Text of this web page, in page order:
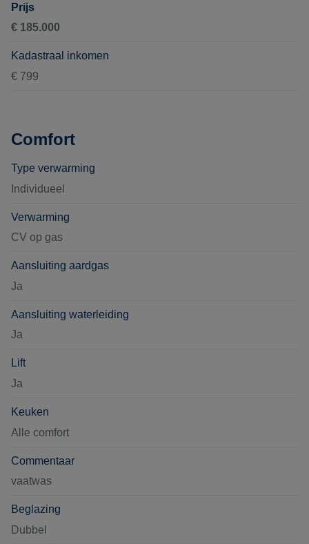
Prijs
€ 185.000
Kadastraal inkomen
€ 799
Comfort
Type verwarming
Individueel
Verwarming
CV op gas
Aansluiting aardgas
Ja
Aansluiting waterleiding
Ja
Lift
Ja
Keuken
Alle comfort
Commentaar
vaatwas
Beglazing
Dubbel